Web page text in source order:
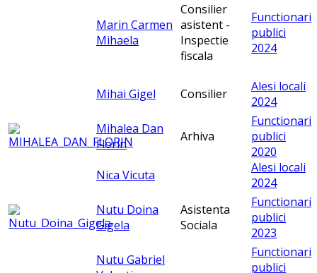
Marin Carmen
Mihaela
Consilier
asistent -
Inspectie
fiscala
Functionari
publici
2024
Mihai Gigel Consilier
Alesi locali
2024
Mihalea Dan
Florin
Arhiva
Functionari
publici
2020
Nica Vicuta
Alesi locali
2024
Nutu Doina
Gigela
Asistenta
Sociala
Functionari
publici
2023
Nutu Gabriel
Functionari
publici